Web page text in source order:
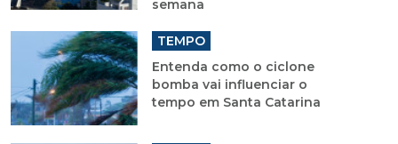
semana
TEMPO
Entenda como o ciclone
bomba vai influenciar o
tempo em Santa Catarina